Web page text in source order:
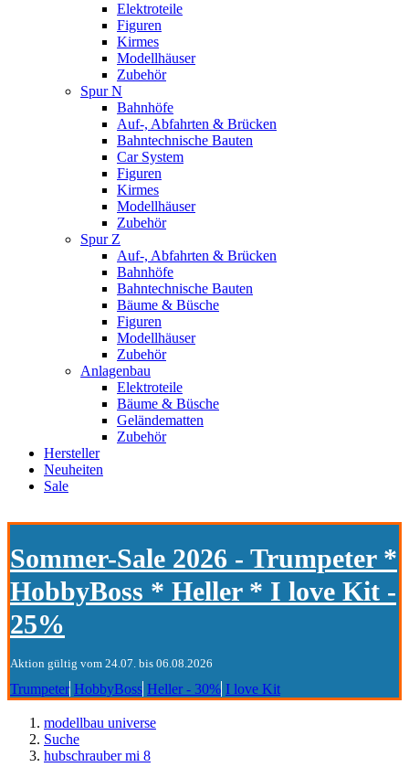
Elektroteile
Figuren
Kirmes
Modellhäuser
Zubehör
Spur N
Bahnhöfe
Auf-, Abfahrten & Brücken
Bahntechnische Bauten
Car System
Figuren
Kirmes
Modellhäuser
Zubehör
Spur Z
Auf-, Abfahrten & Brücken
Bahnhöfe
Bahntechnische Bauten
Bäume & Büsche
Figuren
Modellhäuser
Zubehör
Anlagenbau
Elektroteile
Bäume & Büsche
Geländematten
Zubehör
Hersteller
Neuheiten
Sale
Sommer-Sale 2026 - Trumpeter *
HobbyBoss * Heller * I love Kit -
25%
Aktion gültig vom 24.07. bis 06.08.2026
Trumpeter HobbyBoss Heller - 30% I love Kit
modellbau universe
Suche
hubschrauber mi 8